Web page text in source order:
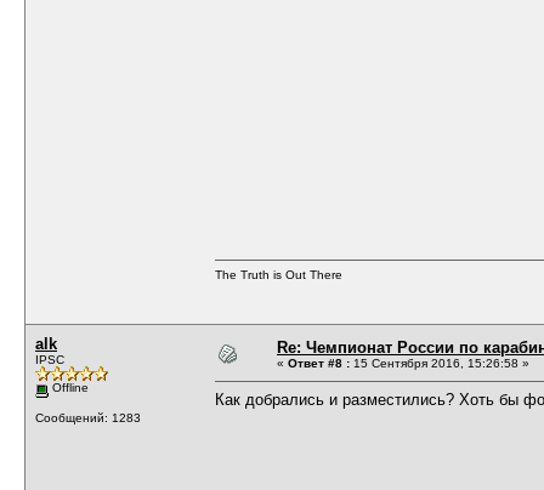
The Truth is Out There
alk
IPSC
Offline
Сообщений: 1283
Re: Чемпионат России по
« Ответ #8 : 15 Сентября 2016, 15:26:58 »
Как добрались и разместились? Хоть бы